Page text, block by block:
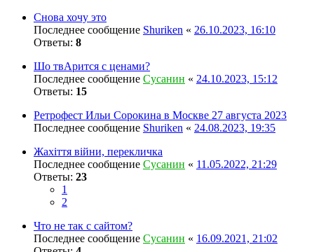
Снова хочу это
Последнее сообщение Shuriken « 26.10.2023, 16:10
Ответы: 8
Шо твАрится с ценами?
Последнее сообщение Сусанин « 24.10.2023, 15:12
Ответы: 15
Ретрофест Ильи Сорокина в Москве 27 августа 2023
Последнее сообщение Shuriken « 24.08.2023, 19:35
Жахіття війни, перекличка
Последнее сообщение Сусанин « 11.05.2022, 21:29
Ответы: 23
1
2
Что не так с сайтом?
Последнее сообщение Сусанин « 16.09.2021, 21:02